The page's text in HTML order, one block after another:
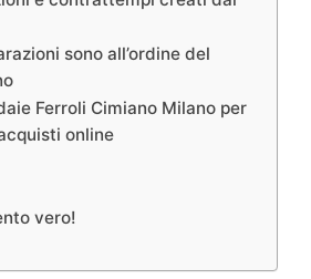
sono all’ordine del
Ferroli Cimiano Milano per
online
vero!